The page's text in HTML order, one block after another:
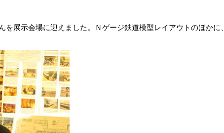
展示会場に迎えました。Ｎゲージ鉄道模型レイアウトのほか